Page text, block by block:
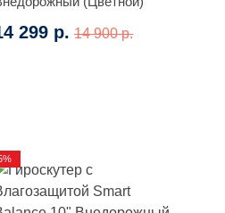
299 р. 14 900 р.